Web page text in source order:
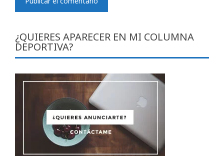
¿QUIERES APARECER EN MI COLUMNA
DEPORTIVA?